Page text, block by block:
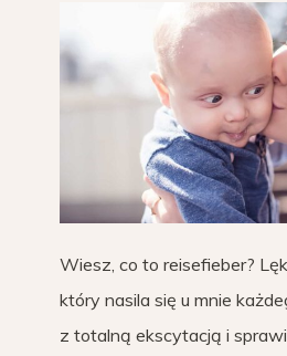
Wiesz, co to reisefieber?
który nasila się u mnie
z totalną ekscytacją i